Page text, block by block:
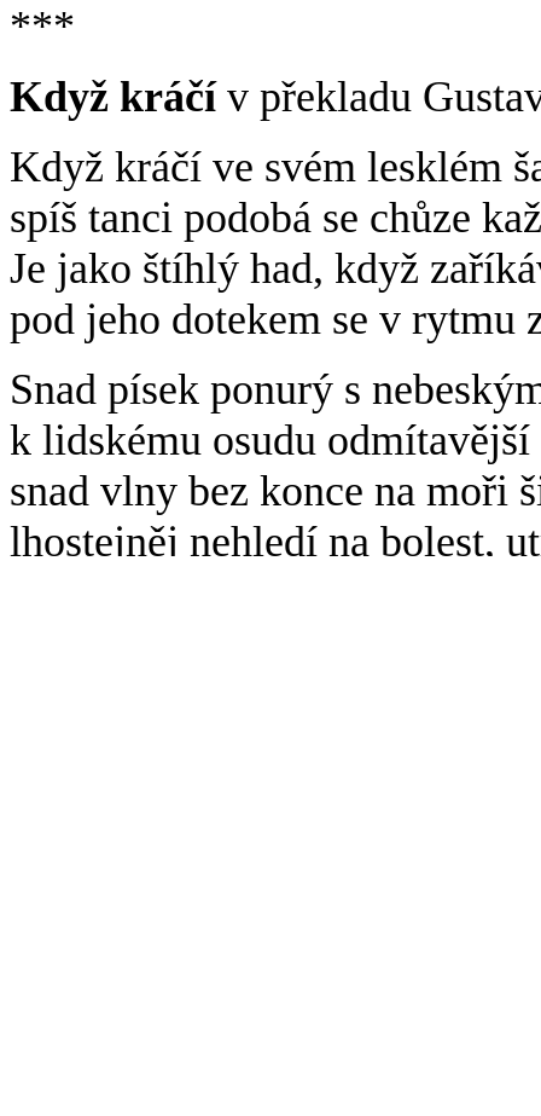
***
Když kráčív překladu
Když kráčí ve svém lesklém
spíš tanci podobá se chůze
Je jako štíhlý had, když
pod jeho dotekem se v rytmu
Snad písek ponurý s
k lidskému osudu odmítavější
snad vlny bez konce na moři
lhostejněj nehledí na bolest,